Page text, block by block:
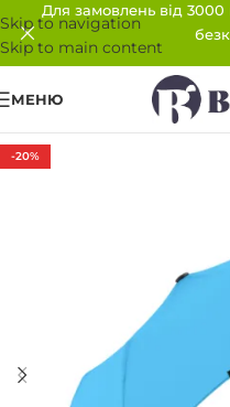
Skip to navigation
Skip to main content
Для замовлень від
МЕНЮ
-20%